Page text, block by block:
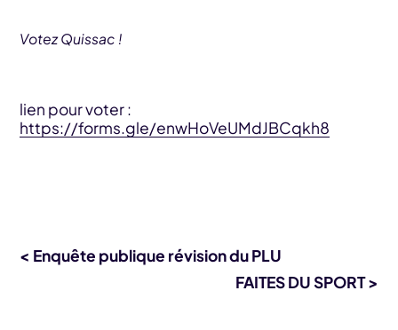
Votez Quissac !
lien pour voter :
https://forms.gle/enwHoVeUMdJBCqkh8
< Enquête publique révision du PLU
FAITES DU SPORT >